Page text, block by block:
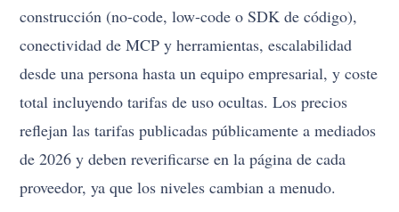
construcción (no-code, low-code o SDK de código),
conectividad de MCP y herramientas, escalabilidad
desde una persona hasta un equipo empresarial, y coste
total incluyendo tarifas de uso ocultas. Los precios
reflejan las tarifas publicadas públicamente a mediados
de 2026 y deben reverificarse en la página de cada
proveedor, ya que los niveles cambian a menudo.